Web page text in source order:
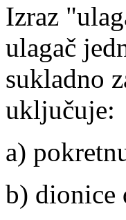
Izraz
ulagač
sukladno
uključuje:
a)
b) dionice